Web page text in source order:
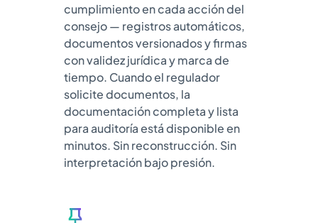
cumplimiento en cada acción del
consejo — registros automáticos,
documentos versionados y firmas
con validez jurídica y marca de
tiempo. Cuando el regulador
solicite documentos, la
documentación completa y lista
para auditoría está disponible en
minutos. Sin reconstrucción. Sin
interpretación bajo presión.